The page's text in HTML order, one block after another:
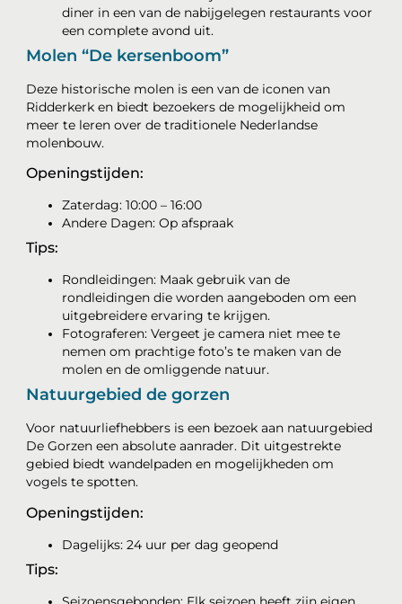
diner in een van de nabijgelegen restaurants voor
een complete avond uit.
Molen “De kersenboom”
Deze historische molen is een van de iconen van
Ridderkerk en biedt bezoekers de mogelijkheid om
meer te leren over de traditionele Nederlandse
molenbouw.
Openingstijden:
Zaterdag: 10:00 – 16:00
Andere Dagen: Op afspraak
Tips:
Rondleidingen: Maak gebruik van de
rondleidingen die worden aangeboden om een
uitgebreidere ervaring te krijgen.
Fotograferen: Vergeet je camera niet mee te
nemen om prachtige foto’s te maken van de
molen en de omliggende natuur.
Natuurgebied de gorzen
Voor natuurliefhebbers is een bezoek aan natuurgebied
De Gorzen een absolute aanrader. Dit uitgestrekte
gebied biedt wandelpaden en mogelijkheden om
vogels te spotten.
Openingstijden:
Dagelijks: 24 uur per dag geopend
Tips:
Seizoensgebonden: Elk seizoen heeft zijn eigen